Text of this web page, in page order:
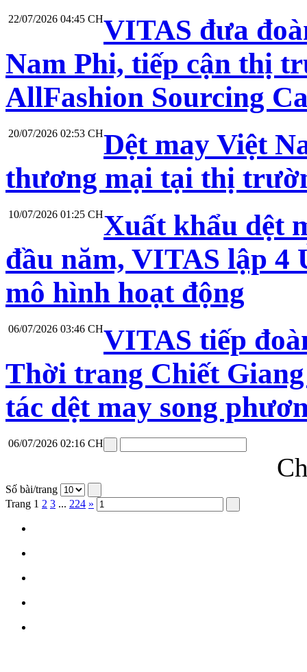
22/07/2026 04:45 CHVITAS đưa
Nam Phi, tiếp cận thị
AllFashion Sourcing
20/07/2026 02:53 CHDệt may Việt
thương mại tại thị
10/07/2026 01:25 CHXuất khẩu dệt
đầu năm, VITAS lập 4
mô hình hoạt động
06/07/2026 03:46 CHVITAS tiếp
Thời trang Chiết
tác dệt may song
06/07/2026 02:16 CH
Số bài/trang
Trang 1 2 3 ... 224 »